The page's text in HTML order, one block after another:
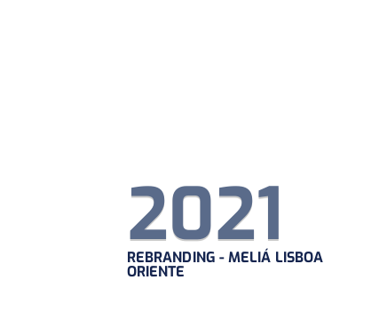
2021
REBRANDING - MELIÁ LISBOA
ORIENTE